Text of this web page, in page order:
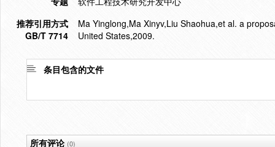
推荐引用方式
GB/T 7714
Ma Yinglong,Ma Xinyv,Liu Shaohua,et al. a
United States,2009.
条目包含的文件
所有评论(0)